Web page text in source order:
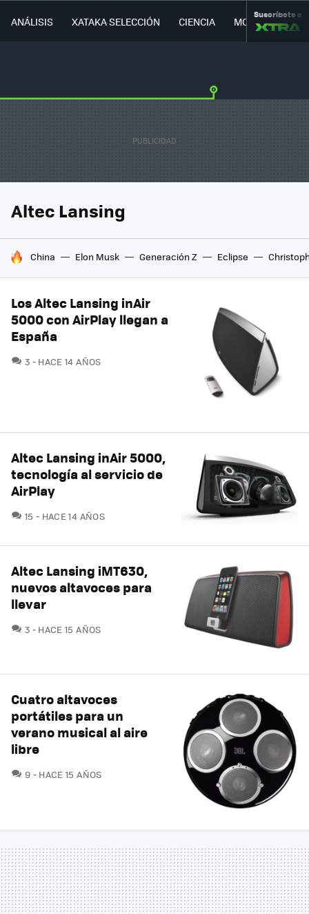
ANÁLISIS XATAKA SELECCIÓN CIENCIA MOVILIDAD
Suscríbete a
Altec Lansing
HOY SE HABLA DE
China Elon Musk Generación Z Eclipse
Los Altec Lansing inAir
5000 con AirPlay llegan a
España
3 COMENTARIOS
HACE 14 AÑOS
Altec Lansing inAir 5000,
tecnología al servicio de
AirPlay
15 COMENTARIOS
HACE 14 AÑOS
Altec Lansing iMT630,
nuevos altavoces para
llevar
3 COMENTARIOS
HACE 15 AÑOS
Cuatro altavoces
portátiles para un
verano musical al aire
libre
9 COMENTARIOS
HACE 15 AÑOS